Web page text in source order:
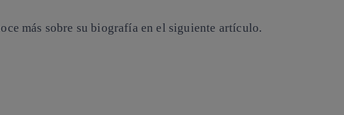
más sobre su biografía en el siguiente artículo.